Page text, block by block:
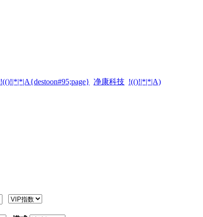
!(()!|*|*|A{destoon#95;page} 净康科技 !(()!|*|*|A)